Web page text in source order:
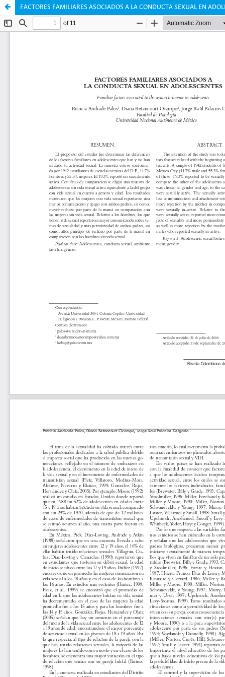
FACTORES FAMILIARES ASOCIADOS A LA CONDUCTA SEXUAL EN